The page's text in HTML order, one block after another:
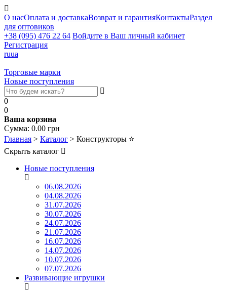
О насОплата и доставкаВозврат и гарантияКонтактыРаздел
для оптовиков
+38 (095) 476 22 64 Войдите в Ваш личный кабинет
Регистрация
ruua
Торговые марки
Новые поступления
0
0
Ваша корзина
Сумма: 0.00 грн
Главная > Каталог > Конструкторы ⭐
Скрыть каталог
Новые поступления
06.08.2026
04.08.2026
31.07.2026
30.07.2026
24.07.2026
21.07.2026
16.07.2026
14.07.2026
10.07.2026
07.07.2026
Развивающие игрушки